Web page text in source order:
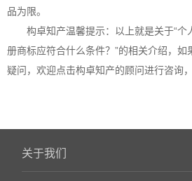
品为限。
构卓知产温馨提示：以上就是关于“
册商标应符合什么条件？”的相关介绍，如
疑问，欢迎点击构卓知产的顾问进行咨询
关于我们